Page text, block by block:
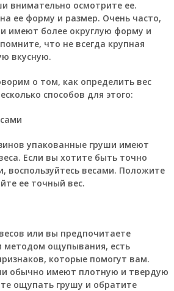
внимательно осмотрите ее.
ее форму и размер. Очень часто,
имеют более округлую форму и
что не всегда крупная
вкусную.
о том, как определить вес
способов для этого:
упакованные груши имеют
Если вы хотите быть точно
воспользуйтесь весами. Положите
ее точный вес.
или вы предпочитаете
методом ощупывания, есть
которые помогут вам.
обычно имеют плотную и твердую
ощупать грушу и обратите